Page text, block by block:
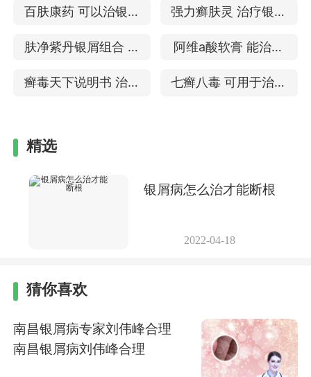
百肤康药 可以治银屑
病吗
强力癣肤灵 治疗银屑
病的效果好吗
肤净紫丹银屑组合 能
治疗银屑病吗
阿维a酸软膏 能治疗
好银屑病吗
癣毒天下说明书 治疗
七癣八毒 可用于治疗
精选
银屑病怎么治才能断根
2022-04-18
猜你喜欢
南昌银屑病专家刘伟峰合理
南昌银屑病刘伟峰合理